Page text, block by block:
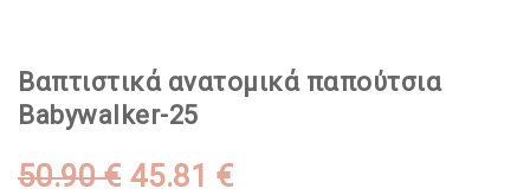
Βαπτιστικά ανατομικά παπούτσια
Babywalker-25
45.81 €
50.90 €